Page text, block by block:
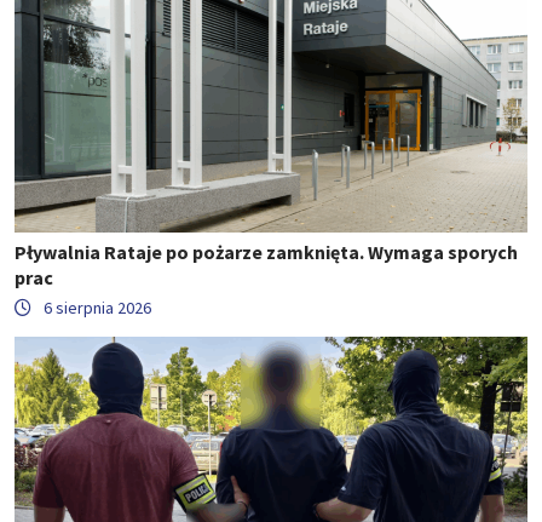
Pływalnia Rataje po pożarze zamknięta. Wymaga sporych
prac
6 sierpnia 2026